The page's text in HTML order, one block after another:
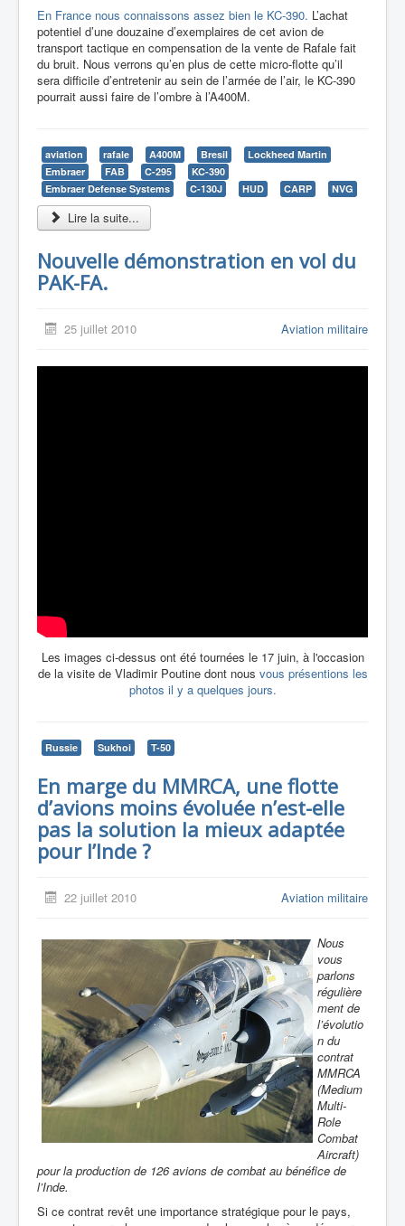
En France nous connaissons assez bien le KC-390. L’achat
potentiel d’une douzaine d’exemplaires de cet avion de
transport tactique en compensation de la vente de Rafale fait
du bruit. Nous verrons qu’en plus de cette micro-flotte qu’il
sera difficile d’entretenir au sein de l’armée de l’air, le KC-390
pourrait aussi faire de l’ombre à l’A400M.
aviation rafale A400M Bresil
Lockheed Martin
Embraer
FAB C-295
KC-390
Embraer Defense Systems
C-130J HUD CARP NVG
Lire la suite...
Nouvelle démonstration en vol du
PAK-FA.
25 juillet 2010 Aviation militaire
Les images ci-dessus ont été tournées le 17 juin, à l'occasion
de la visite de Vladimir Poutine dont nous vous présentions les
photos il y a quelques jours.
Russie Sukhoi T-50
En marge du MMRCA, une flotte
d’avions moins évoluée n’est-elle
pas la solution la mieux adaptée
pour l’Inde ?
22 juillet 2010 Aviation militaire
Nous
vous
parlons
régulière
ment de
l’évolutio
n du
contrat
MMRCA
(Medium
Multi-
Role
Combat
Aircraft)
pour la production de 126 avions de combat au bénéfice de
l’Inde.
Si ce contrat revêt une importance stratégique pour le pays,